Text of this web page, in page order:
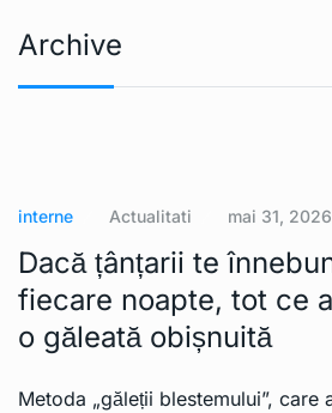
Archive
interne Actualitati mai 31, 2026
Dacă țânțarii te
fiecare noapte, tot ce
o găleată obișnuită
Metoda „găleții blestemului”, care